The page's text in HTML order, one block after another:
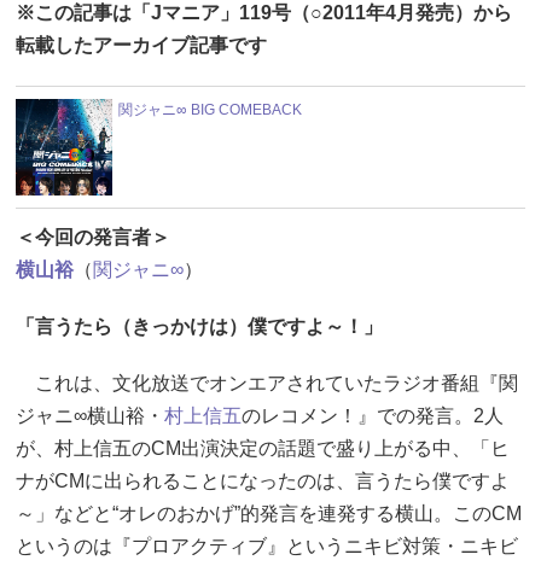
※この記事は「Jマニア」119号（○2011年4月発売）から
転載したアーカイブ記事です
関ジャニ∞ BIG COMEBACK
＜今回の発言者＞
横山裕 （関ジャニ∞）
「言うたら（きっかけは）僕ですよ～！」
これは、文化放送でオンエアされていたラジオ番組『関
ジャニ∞横山裕・ 村上信五のレコメン！』での発言。2人
が、村上信五のCM出演決定の話題で盛り上がる中、「ヒ
ナがCMに出られることになったのは、言うたら僕ですよ
～」などと“オレのおかげ”的発言を連発する横山。このCM
というのは『プロアクティブ』というニキビ対策・ニキビ